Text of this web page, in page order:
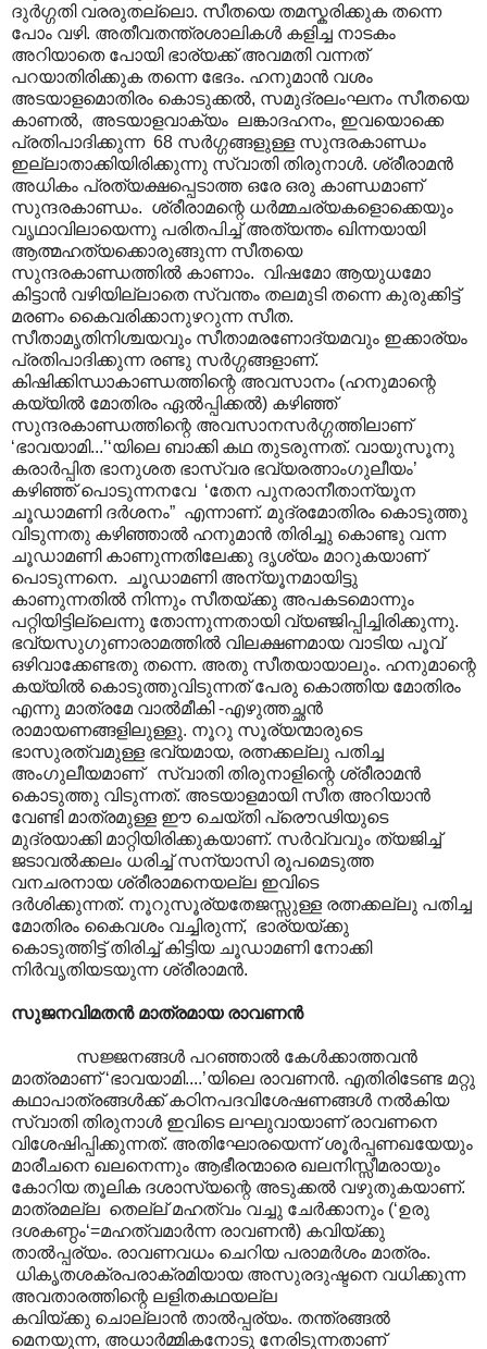
ദുർഗ്ഗതി വരരുതല്ലൊ. സീതയെ തമസ്കരിക്കുക തന്നെ
പോം വഴി. അതീവതന്ത്രശാലികൾ കളിച്ച നാടകം
അറിയാതെ പോയി ഭാര്യക്ക് അവമതി വന്നത്
പറയാതിരിക്കുക തന്നെ ഭേദം. ഹനുമാൻ വശം
അടയാളമൊതിരം കൊടുക്കൽ, സമുദ്രലംഘനം സീതയെ
കാണൽ, അടയാളവാക്യം ലങ്കാദഹനം, ഇവയൊക്കെ
പ്രതിപാദിക്കുന്ന 68 സർഗ്ഗങ്ങളുള്ള സുന്ദരകാണ്ഡം
ഇല്ലാതാക്കിയിരിക്കുന്നു സ്വാതി തിരുനാൾ. ശ്രീരാമൻ
അധികം പ്രത്യക്ഷപ്പെടാത്ത ഒരേ ഒരു കാണ്ഡമാണ്
സുന്ദരകാണ്ഡം. ശ്രീരാമന്റെ ധർമ്മചര്യകളൊക്കെയും
വൃഥാവിലായെന്നു പരിതപിച്ച് അത്യന്തം ഖിന്നയായി
ആത്മഹത്യക്കൊരുങ്ങുന്ന സീതയെ
സുന്ദരകാണ്ഡത്തിൽ കാണാം. വിഷമോ ആയുധമോ
കിട്ടാൻ വഴിയില്ലാതെ സ്വന്തം തലമുടി തന്നെ കുരുക്കിട്ട്
മരണം കൈവരിക്കാനുഴറുന്ന സീത.
സീതാമൃതിനിശ്ചയവും സീതാമരണോദ്യമവും ഇക്കാര്യം
പ്രതിപാദിക്കുന്ന രണ്ടു സർഗ്ഗങ്ങളാണ്.
കിഷിക്കിന്ധാകാണ്ഡത്തിന്റെ അവസാനം (ഹനുമാന്റെ
കയ്യിൽ മോതിരം ഏൽ‌പ്പിക്കൽ) കഴിഞ്ഞ്
സുന്ദരകാണ്ഡത്തിന്റെ അവസാനസർഗ്ഗത്തിലാണ്
‘ഭാവയാമി...’‘യിലെ ബാക്കി കഥ തുടരുന്നത്. വായുസൂനു
കരാർപ്പിത ഭാനുശത ഭാസ്വര ഭവ്യരത്നാംഗുലീയം’
കഴിഞ്ഞ് പൊടുന്നനവേ ‘തേന പുനരാനീതാന്യൂന
ചൂഡാമണി ദർശനം” എന്നാണ്. മുദ്രമോതിരം കൊടുത്തു
വിടുന്നതു കഴിഞ്ഞാൽ ഹനുമാൻ തിരിച്ചു കൊണ്ടു വന്ന
ചൂഡാമണി കാണുന്നതിലേക്കു ദൃശ്യം മാറുകയാണ്
പൊടുന്നനെ. ചൂഡാമണി അന്യൂനമായിട്ടു
കാണുന്നതിൽ നിന്നും സീതയ്ക്കു അപകടമൊന്നും
പറ്റിയിട്ടില്ലെന്നു തോന്നുന്നതായി വ്യഞ്ജിപ്പിച്ചിരിക്കുന്നു.
ഭവ്യസുഗുണാരാമത്തിൽ വിലക്ഷണമായ വാടിയ പൂവ്
ഒഴിവാക്കേണ്ടതു തന്നെ. അതു സീതയായാലും. ഹനുമാന്റെ
കയ്യിൽ കൊടുത്തുവിടുന്നത് പേരു കൊത്തിയ മോതിരം
എന്നു മാത്രമേ വാൽമീകി -എഴുത്തച്ഛൻ
രാമായണങ്ങളിലുള്ളു. നൂറു സൂര്യന്മാരുടെ
ഭാസുരത്വമുള്ള ഭവ്യമായ, രത്നക്കല്ലു പതിച്ച
അംഗുലീയമാണ് സ്വാതി തിരുനാളിന്റെ ശ്രീരാമൻ
കൊടുത്തു വിടുന്നത്. അടയാളമായി സീത അറിയാൻ
വേണ്ടി മാത്രമുള്ള ഈ ചെയ്തി പ്രൌഢിയുടെ
മുദ്രയാക്കി മാറ്റിയിരിക്കുകയാണ്. സർവ്വവും ത്യജിച്ച്
ജടാവൽക്കലം ധരിച്ച് സന്യാസി രൂപമെടുത്ത
വനചരനായ ശ്രീരാമനെയല്ല ഇവിടെ
ദർശിക്കുന്നത്. നൂറുസൂര്യതേജസ്സുള്ള രത്നക്കല്ലു പതിച്ച
മോതിരം കൈവശം വച്ചിരുന്ന്, ഭാര്യയ്ക്കു
കൊടുത്തിട്ട് തിരിച്ച് കിട്ടിയ ചൂഡാമണി നോക്കി
നിർവൃതിയടയുന്ന ശ്രീരാമൻ.
സുജനവിമതൻ മാത്രമായ രാവണൻ
സജ്ജനങ്ങൾ പറഞ്ഞാൽ കേൾക്കാത്തവൻ
മാത്രമാണ് ‘ഭാവയാമി....’യിലെ രാവണൻ. എതിരിടേണ്ട മറ്റു
കഥാപാത്രങ്ങൾക്ക് കഠിനപദവിശേഷണങ്ങൾ നൽകിയ
സ്വാതി തിരുനാൾ ഇവിടെ ലഘുവായാ‍ണ് രാവണനെ
വിശേഷിപ്പിക്കുന്നത്. അതിഘോരയെന്ന്‌ ശൂർപ്പണഖയേയും
മാരീചനെ ഖലനെന്നും ആഭീരന്മാരെ ഖലനിസ്സീമരായും
കോറിയ തൂലിക ദശാസ്യന്റെ അടുക്കൽ വഴുതുകയാണ്.
മാത്രമല്ല തെല്ല് മഹത്വം വച്ചു ചേർക്കാനും (‘ഉരു
ദശകണ്ഠം‘=മഹത്വമാർന്ന രാവണൻ) കവിയ്ക്കു
താൽ‌പ്പര്യം. രാവണവധം ചെറിയ പരാമർശം മാത്രം.
ധികൃതശക്രപരാക്രമിയായ അസുരദുഷ്ടനെ വധിക്കുന്ന
അവതാരത്തിന്റെ ലളിതകഥയല്ല
കവിയ്ക്കു ചൊല്ലാൻ താൽ‌പ്പര്യം. തന്ത്രങ്ങൽ
മെനയുന്ന, അധാർമ്മികനോടു നേരിടുന്നതാണ്